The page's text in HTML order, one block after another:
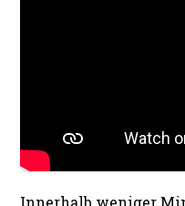
Innerhalb weniger